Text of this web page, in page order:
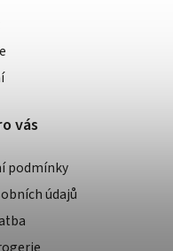
vás
podmínky
údajů